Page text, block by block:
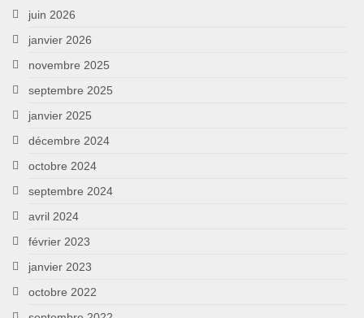
juin 2026
janvier 2026
novembre 2025
septembre 2025
janvier 2025
décembre 2024
octobre 2024
septembre 2024
avril 2024
février 2023
janvier 2023
octobre 2022